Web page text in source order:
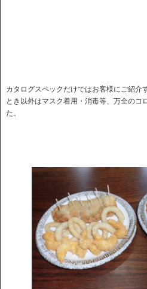
カタログスペックだけではお客様にご紹介
とき以外はマスク着用・消毒等、万全のコ
た。